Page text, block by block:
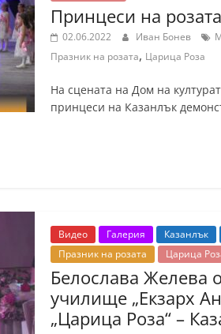
Принцеси на
02.06.2022 Иван Бонев
Празник на розата, Царица Роза
На сцената на Дом на
принцеси на Казанлък
Видео Галерия Казанлък
Празник на розата
Царица
Белослава Желева
училище „Екзарх
„Царица Роза“ –